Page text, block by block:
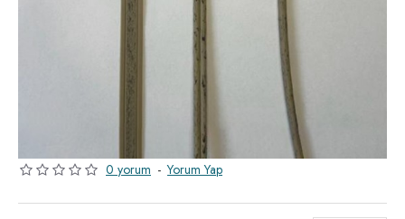
0 yorum - Yorum Yap